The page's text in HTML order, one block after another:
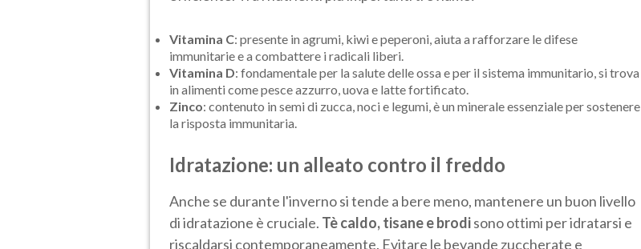
Vitamina C: presente in agrumi, kiwi e peperoni, aiuta a rafforzare le difese
immunitarie e a combattere i radicali liberi.
Vitamina D: fondamentale per la salute delle ossa e per il sistema immunitario, si trova
in alimenti come pesce azzurro, uova e latte fortificato.
Zinco: contenuto in semi di zucca, noci e legumi, è un minerale essenziale per sostenere
la risposta immunitaria.
Idratazione: un alleato contro il freddo
Anche se durante l'inverno si tende a bere meno, mantenere un buon livello
di idratazione è cruciale. Tè caldo, tisane e brodisono ottimi per idratarsi e
riscaldarsi contemporaneamente. Evitare le bevande zuccherate e